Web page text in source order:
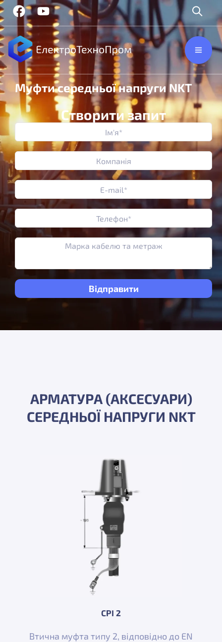
Муфти середньої напруги NKT
Створити запит
АРМАТУРА (АКСЕСУАРИ)
СЕРЕДНЬОЇ НАПРУГИ NKT
CPI 2
Втична муфта типу 2, відповідно до EN